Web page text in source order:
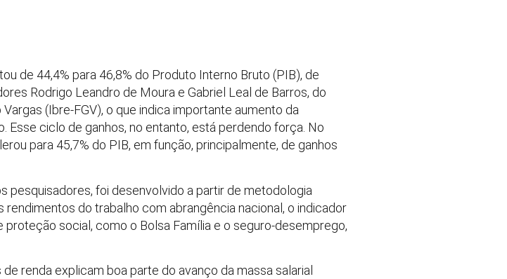
de 44,4% para 46,8% do Produto Interno Bruto (PIB), de
Rodrigo Leandro de Moura e Gabriel Leal de Barros, do
(Ibre-FGV), o que indica importante aumento da
ciclo de ganhos, no entanto, está perdendo força. No
para 45,7% do PIB, em função, principalmente, de ganhos
pesquisadores, foi desenvolvido a partir de metodologia
do trabalho com abrangência nacional, o indicador
social, como o Bolsa Família e o seguro-desemprego,
renda explicam boa parte do avanço da massa salarial